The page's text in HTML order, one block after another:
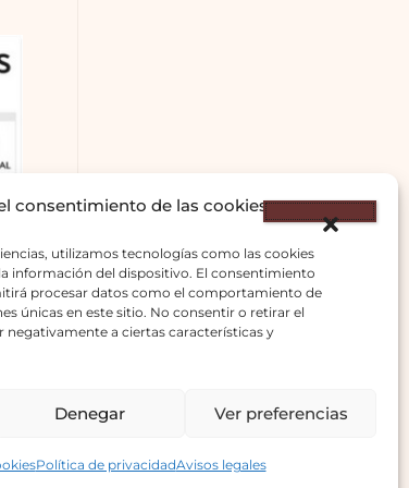
consentimiento de las cookies
utilizamos tecnologías como las cookies
información del dispositivo. El consentimiento
procesar datos como el comportamiento de
únicas en este sitio. No consentir o retirar el
a ciertas características y
Denegar Ver preferencias
Política de privacidadAvisos legales